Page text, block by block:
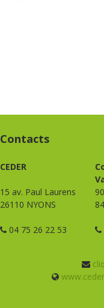
Contacts
CEDER
15 av. Paul Laurens
26110 NYONS
04 75 26 22 53